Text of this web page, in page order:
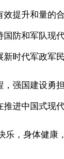
提升和量的
国防和军队现
时代军政军
国建设勇担
推进中国式现
，身体健康，